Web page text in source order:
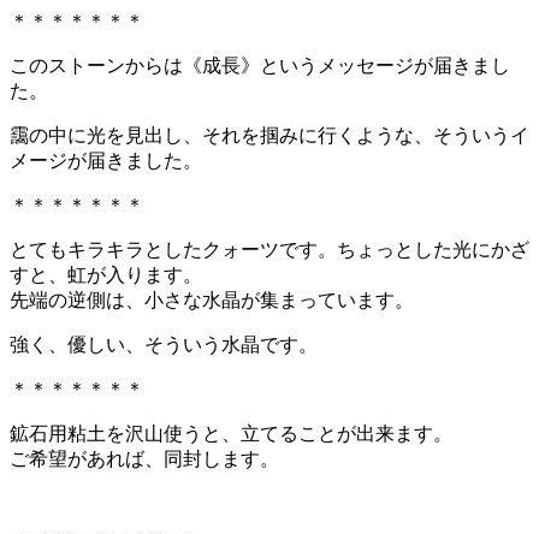
＊＊＊＊＊＊＊
このストーンからは《成長》というメッセージが届きまし
た。
靄の中に光を見出し、それを掴みに行くような、そういうイ
メージが届きました。
＊＊＊＊＊＊＊
とてもキラキラとしたクォーツです。ちょっとした光にかざ
すと、虹が入ります。
先端の逆側は、小さな水晶が集まっています。
強く、優しい、そういう水晶です。
＊＊＊＊＊＊＊
鉱石用粘土を沢山使うと、立てることが出来ます。
ご希望があれば、同封します。